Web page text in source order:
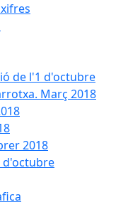
de l'1 d'octubre
Març 2018
2018
d'octubre